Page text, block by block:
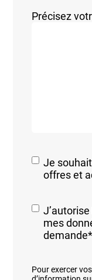
Précisez
Je
offres et
RGPD*
mes
demande*
Pour exercer